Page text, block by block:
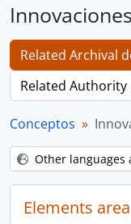
Related Archival
Related Authority
Conceptos
Other languages
Elements area